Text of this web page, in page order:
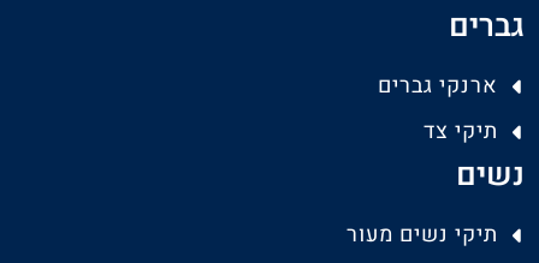
גברים
ארנקי גברים
תיקי צד
נשים
תיקי נשים מעור